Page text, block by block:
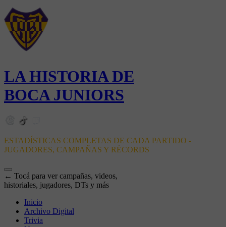
LA HISTORIA DE
BOCA JUNIORS
ESTADÍSTICAS COMPLETAS DE CADA PARTIDO -
JUGADORES, CAMPAÑAS Y RÉCORDS
← Tocá para ver campañas, videos,
historiales, jugadores, DTs y más
Inicio
Archivo Digital
Trivia